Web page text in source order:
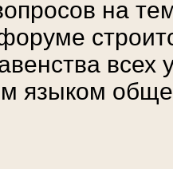
на
всех
языком